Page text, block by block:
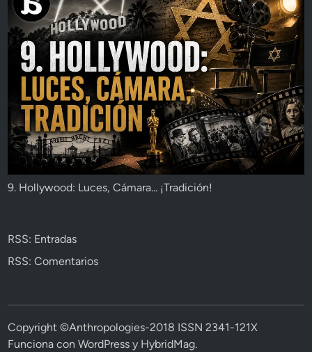
9. Hollywood: Luces, Cámara... ¡Tradición!
RSS: Entradas
RSS: Comentarios
Copyright ©Anthropologies-2018 ISSN 2341-121X
Funciona conWordPress y HybridMag.